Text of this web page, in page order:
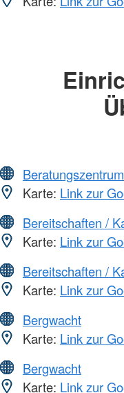
Beratungszentrum
Karte: Link zur
Bereitschaften /
Karte: Link zur
Bereitschaften /
Karte: Link zur
Bergwacht
Karte: Link zur
Bergwacht
Karte: Link zur